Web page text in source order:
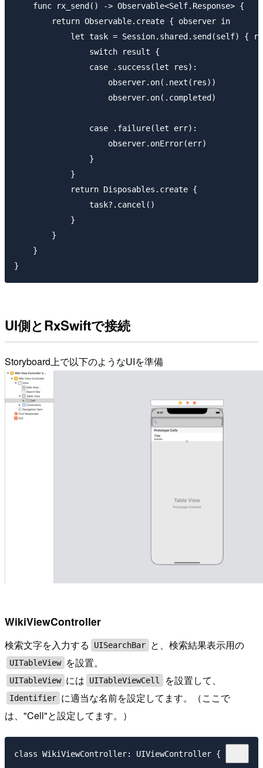
    func rx_send() -> Observable<Self.Response> {
        return Observable.create { observer in
let task = Session.shared.send(self) {
                switch result {
                case .success(let res):
                    observer.on(.next(res))
                    observer.on(.completed)
                case .failure(let err):
                    observer.onError(err)
                }
            }
            return Disposables.create {
                task?.cancel()
            }
        }
    }
UI側とRxSwiftで接続
Storyboard上で以下のようなUIを準備
WikiViewController
検索文字を入力する UISearchBar と、検索結果表示用の
UITableView を設置。
UITableView には UITableViewCell を設置して、
Identifier に適当な名前を設定してます。（ここで
は、"Cell"と設定してます。）
class WikiViewController: UIViewController {